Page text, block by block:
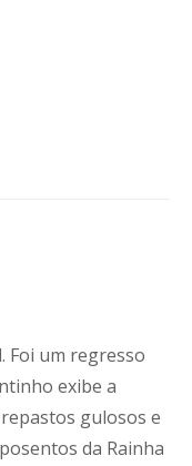
Foi um regresso
exibe a
gulosos e
da Rainha